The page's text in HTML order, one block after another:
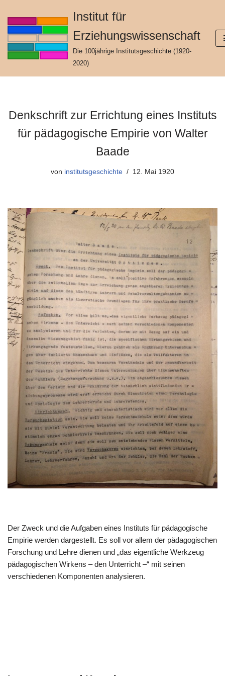
Zum
springen
Institut für
Erziehungswissenschaft
Die 100jährige Institutsgeschichte (1920-
2020)
Denkschrift zur Errichtung eines Instituts
für pädagogische Empirie von Walter
Baade
von institutsgeschichte 12. Mai 1920
Der Zweck und die Aufgaben eines Instituts für pädagogische
Empirie werden dargestellt. Es soll vor allem der pädagogischen
Forschung und Lehre dienen und „das eigentliche Werkzeug
pädagogischen Wirkens – den Unterricht –“ mit seinen
verschiedenen Komponenten analysieren.